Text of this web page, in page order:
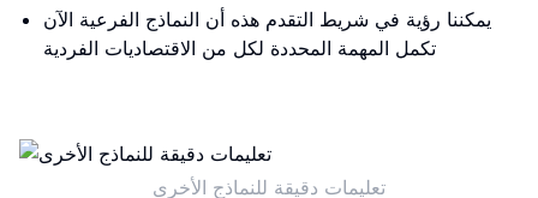
يمكننا رؤية في شريط التقدم هذه أن النماذج الفرعية الآن
تكمل المهمة المحددة لكل من الاقتصاديات الفردية
تعليمات دقيقة للنماذج الأخرى